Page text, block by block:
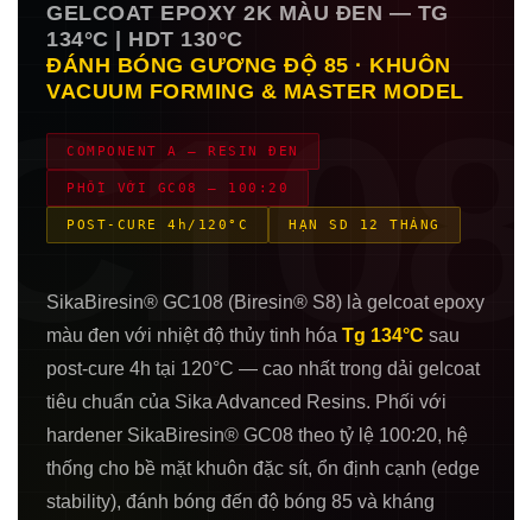
GELCOAT EPOXY 2K MÀU ĐEN — TG
134°C | HDT 130°C
ĐÁNH BÓNG GƯƠNG ĐỘ 85 · KHUÔN
VACUUM FORMING & MASTER MODEL
COMPONENT A — RESIN ĐEN
PHỐI VỚI GC08 — 100:20
POST-CURE 4h/120°C HẠN SD 12 THÁNG
SikaBiresin® GC108 (Biresin® S8) là gelcoat epoxy
màu đen với nhiệt độ thủy tinh hóa Tg 134°C sau
post-cure 4h tại 120°C — cao nhất trong dải gelcoat
tiêu chuẩn của Sika Advanced Resins. Phối với
hardener SikaBiresin® GC08 theo tỷ lệ 100:20, hệ
thống cho bề mặt khuôn đặc sít, ổn định cạnh (edge
stability), đánh bóng đến độ bóng 85 và kháng